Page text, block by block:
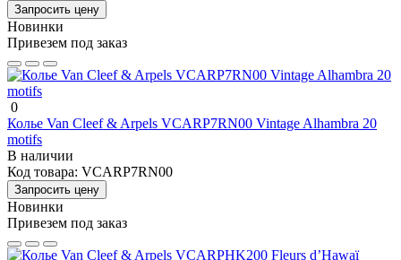
Запросить цену
Новинки
Привезем под заказ
0
Колье Van Cleef & Arpels VCARP7RN00 Vintage Alhambra 20
motifs
В наличии
Код товара: VCARP7RN00
Запросить цену
Новинки
Привезем под заказ